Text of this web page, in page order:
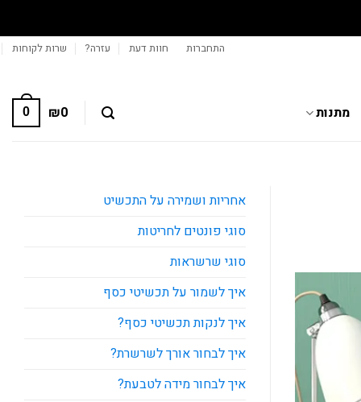
התחברות חוות דעת עזרה? שרות לקוחות
מתנות ₪0
0
אחריות ושמירה על התכשיט
סוגי פונטים לחריטות
סוגי שרשראות
איך לשמור על תכשיטי כסף
איך לנקות תכשיטי כסף?
איך לבחור אורך לשרשרת?
איך לבחור מידה לטבעת?